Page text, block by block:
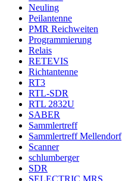
Neuling
Peilantenne
PMR Reichweiten
Programmierung
Relais
RETEVIS
Richtantenne
RT3
RTL-SDR
RTL 2832U
SABER
Sammlertreff
Sammlertreff Mellendorf
Scanner
schlumberger
SDR
SELECTRIC MRS